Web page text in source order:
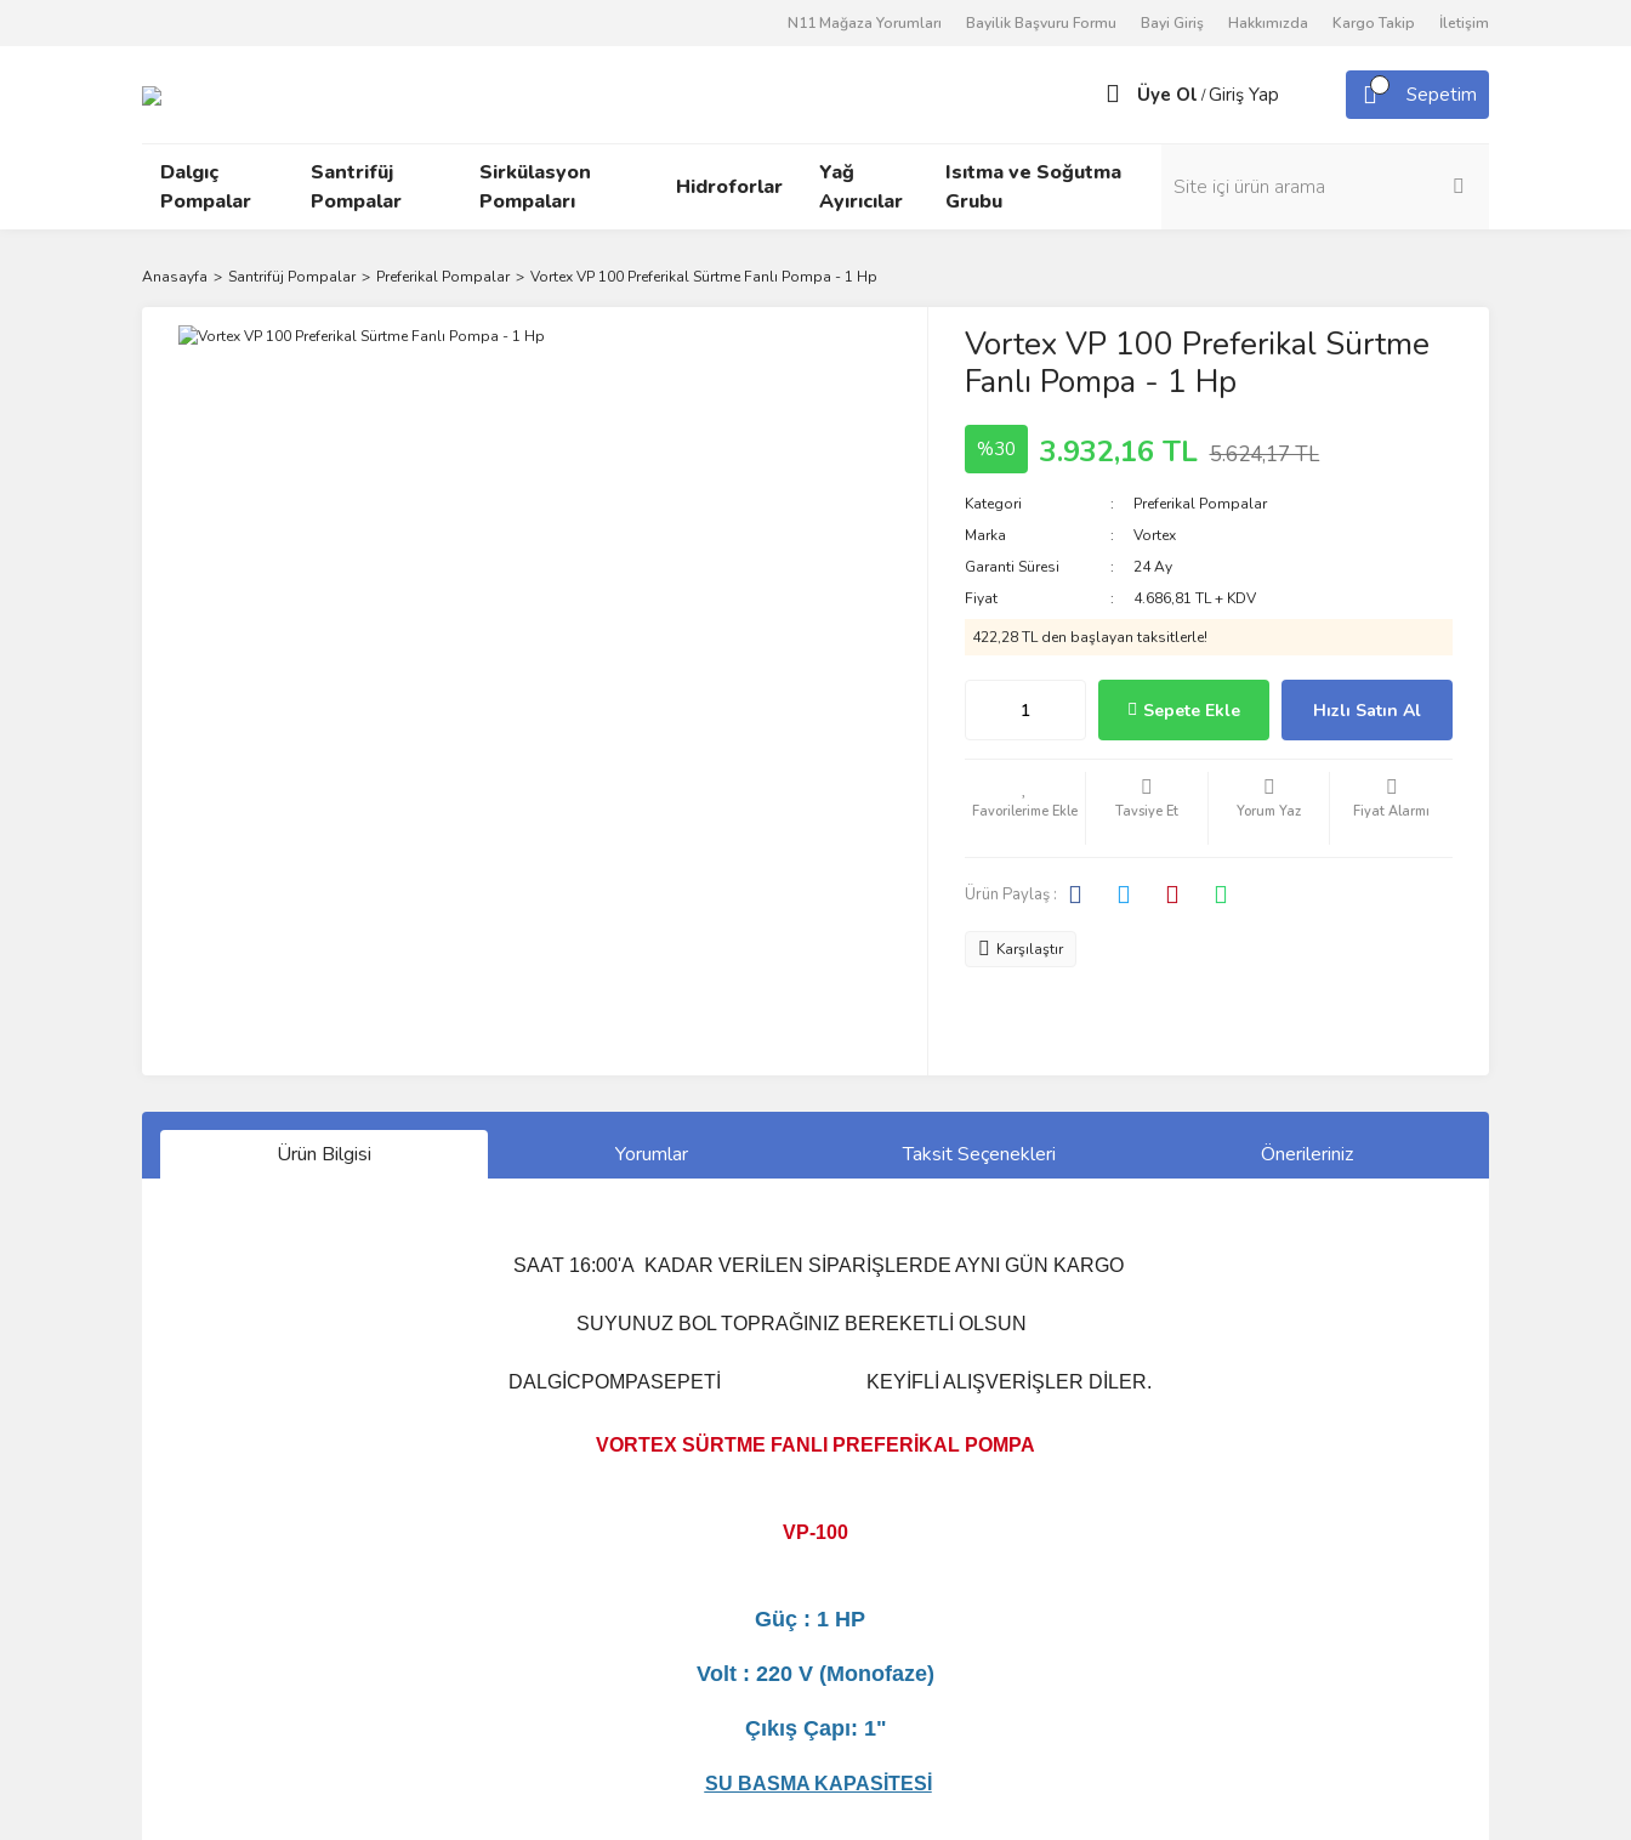
N11 Mağaza Yorumları Bayilik Başvuru Formu Bayi Giriş Hakkımızda Kargo Takip İletişim
Üye Ol /Giriş Yap Sepetim
Dalgıç
Pompalar
Santrifüj
Pompalar
Sirkülasyon
Pompaları
Hidroforlar
Yağ
Ayırıcılar
Isıtma ve Soğutma
Grubu
Anasayfa Santrifüj Pompalar Preferikal Pompalar Vortex VP 100 Preferikal Sürtme Fanlı Pompa - 1 Hp
Vortex VP 100 Preferikal Sürtme
Fanlı Pompa - 1 Hp
%30 3.932,16 TL 5.624,17 TL
Kategori
Preferikal Pompalar
Marka
Vortex
Garanti Süresi
24 Ay
Fiyat
4.686,81 TL + KDV
422,28 TL den başlayan taksitlerle!
Sepete Ekle Hızlı Satın Al
Tavsiye Et Yorum Yaz Fiyat Alarmı
Ürün Paylaş :
Karşılaştır
Ürün Bilgisi Yorumlar Taksit Seçenekleri Önerileriniz
SAAT 16:00'A KADAR VERİLEN SİPARİŞLERDE AYNI GÜN KARGO
SUYUNUZ BOL TOPRAĞINIZ BEREKETLİ OLSUN
DALGİCPOMPASEPETİ KEYİFLİ ALIŞVERİŞLER DİLER.
VORTEX SÜRTME FANLI PREFERİKAL POMPA
VP-100
Güç : 1 HP
Volt : 220 V (Monofaze)
Çıkış Çapı: 1"
SU BASMA KAPASİTESİ